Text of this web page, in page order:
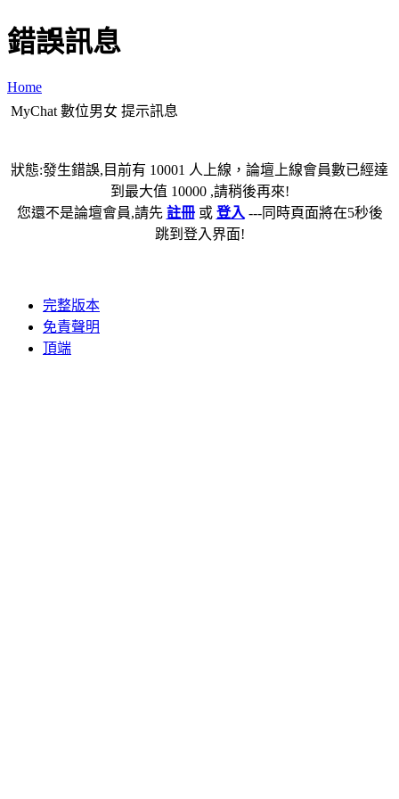
錯誤訊息
Home
MyChat 數位男女 提示訊息
狀態:發生錯誤,目前有 10001 人上線，論壇上線會員數已經達
到最大值 10000 ,請稍後再來!
您還不是論壇會員,請先 註冊或 登入 ---同時頁面將在5秒後
跳到登入界面!
完整版本
免責聲明
頂端